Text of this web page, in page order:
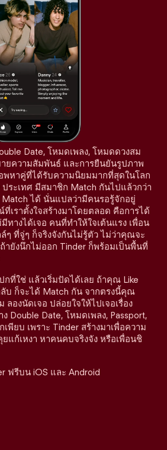
Date, โหมดเพลง, โหมดดวงสม
ายความสัมพันธ์ และการยืนยันรูปภาพ
พหาคู่ที่ได้รับความนิยมมากที่สุดในโลก
ประเทศ มีสมาชิก Match กันไปแล้วกว่า
ได้ นั่นแปลว่ามีคนรอรู้จักอยู่
เราตั้งใจสร้างมาโดยตลอด คือการได้
ทางได้เจอ คนที่ทำให้ใจเต้นแรง เพื่อน
ๆ ที่จู่ๆ ก็จริงจังกันไม่รู้ตัว ไม่ว่าคุณจะ
ายังนึกไม่ออก Tinder ก็พร้อมเป็นพื้นที่
กที่ใช่ แล้วเริ่มปัดได้เลย ถ้าคุณ Like
บ ก็จะได้ Match กัน จากตรงนี้คุณ
ลองนัดเจอ ปล่อยใจให้ไปเจอเรื่อง
Double Date, โหมดเพลง, Passport,
พียบ เพราะ Tinder สร้างมาเพื่อความ
แก้เหงา หาคนคบจริงจัง หรือเพื่อนชิ
ฟรีบน iOS และ Android